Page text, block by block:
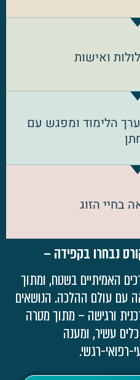
ואישות
הלימוד ומפגש עם
בחיי הזוג
נבחרו בקפידה –
האמיתיים בשטח, ומתוך
עם עולם ההלכה. הנושאים
ורגישה – מתוך מטרה
עשיר, ומענה
רפואי-רגשי.